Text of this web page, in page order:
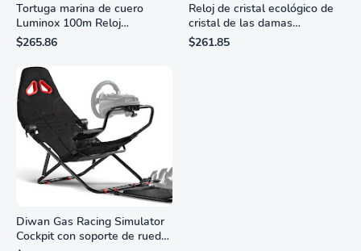
Tortuga marina de cuero
Luminox 100m Reloj
analógico de cuarzo
resistente al agua
$265.86
Reloj de cristal ecológico de
cristal de las damas
ciudadanas, 3 manos,
marcadores de números
$261.85
Diwan Gas Racing Simulator
Cockpit con soporte de rueda